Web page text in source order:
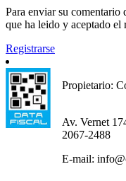
Para enviar su comentario
que ha leido y aceptado el
Registrarse
Propietario:
Av. Vernet
2067-2488
E-mail: